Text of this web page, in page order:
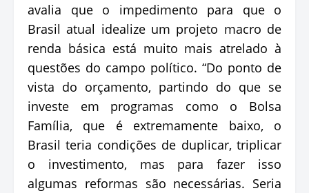
avalia que o impedimento para que o
Brasil atual idealize um projeto macro de
renda básica está muito mais atrelado à
questões do campo político. “Do ponto de
vista do orçamento, partindo do que se
investe em programas como o Bolsa
Família, que é extremamente baixo, o
Brasil teria condições de duplicar, triplicar
o investimento, mas para fazer isso
algumas reformas são necessárias. Seria